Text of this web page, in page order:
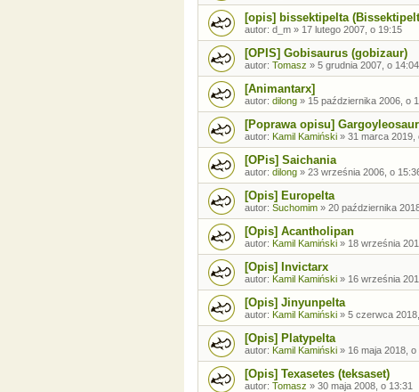
[opis] bissektipelta
autor: d_m » 17 lutego 2007, o 19:15
[OPIS] Gobisaurus (gobizaur)
autor: Tomasz » 5 grudnia 2007, o 14:04
[Animantarx]
autor: dilong » 15 października 2006, o
[Poprawa opisu]
autor: Kamil Kamiński » 31 marca 2019,
[OPis] Saichania
autor: dilong » 23 września 2006, o
[Opis] Europelta
autor: Suchomim » 20 października
[Opis] Acantholipan
autor: Kamil Kamiński » 18 września
[Opis] Invictarx
autor: Kamil Kamiński » 16 września
[Opis] Jinyunpelta
autor: Kamil Kamiński » 5 czerwca
[Opis] Platypelta
autor: Kamil Kamiński » 16 maja 2018, o
[Opis] Texasetes (teksaset)
autor: Tomasz » 30 maja 2008, o 13:31